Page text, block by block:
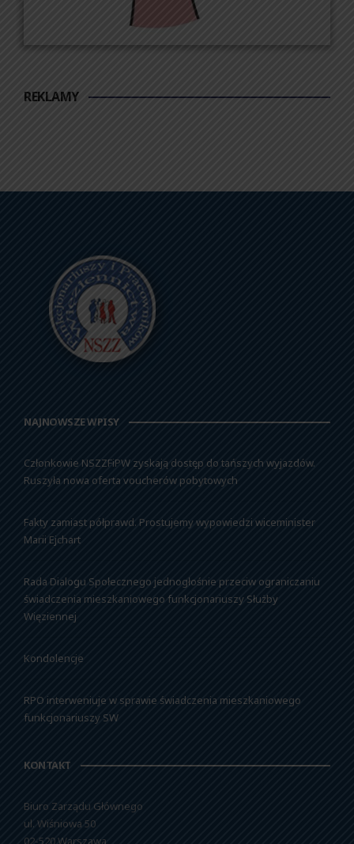
REKLAMY
NAJNOWSZE WPISY
Członkowie NSZZFiPW zyskają dostęp do tańszych wyjazdów.
Ruszyła nowa oferta voucherów pobytowych
Fakty zamiast półprawd. Prostujemy wypowiedzi wiceminister
Marii Ejchart
Rada Dialogu Społecznego jednogłośnie przeciw ograniczaniu
świadczenia mieszkaniowego funkcjonariuszy Służby
Więziennej
Kondolencje
RPO interweniuje w sprawie świadczenia mieszkaniowego
funkcjonariuszy SW
KONTAKT
Biuro Zarządu Głównego
ul. Wiśniowa 50
02-520 Warszawa